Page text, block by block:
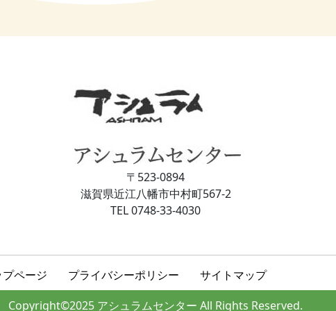
〒523-0894
滋賀県近江⼋幡市中村町567-2
TEL 0748-33-4030
ページ プライバシーポリシー
サイトマップ
Copyright©2025 アシュラムセンター All Rights Reserved.